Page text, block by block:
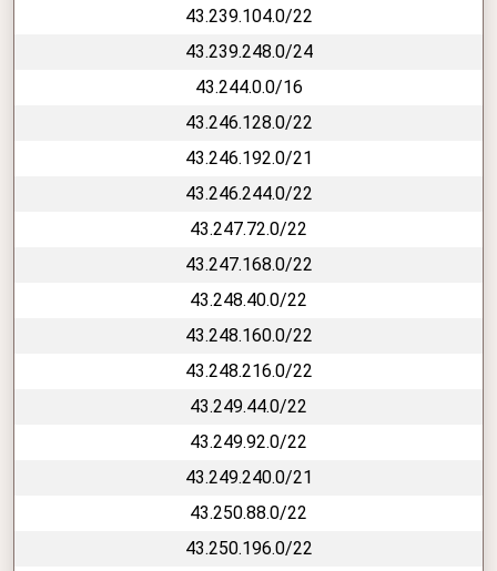
43.239.104.0/22
43.239.248.0/24
43.244.0.0/16
43.246.128.0/22
43.246.192.0/21
43.246.244.0/22
43.247.72.0/22
43.247.168.0/22
43.248.40.0/22
43.248.160.0/22
43.248.216.0/22
43.249.44.0/22
43.249.92.0/22
43.249.240.0/21
43.250.88.0/22
43.250.196.0/22